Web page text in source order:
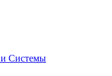
Системы